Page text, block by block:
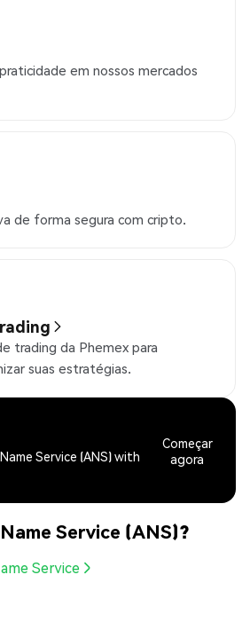
em nossos mercados
de forma segura com cripto.
trading da Phemex para
suas estratégias.
Service (ANS) with
Começar
agora
Service (ANS)?
Service